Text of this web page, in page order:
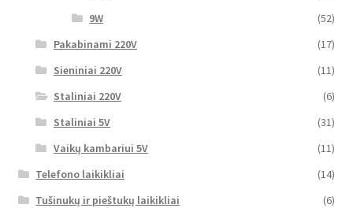
9W
(52)
Pakabinami 220V
(17)
Sieniniai 220V
(11)
Staliniai 220V
(6)
Staliniai 5V
(31)
Vaikų kambariui 5V
(11)
Telefono laikikliai
(14)
Tušinukų ir pieštukų laikikliai
(6)